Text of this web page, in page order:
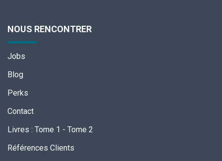
NOUS RENCONTRER
Jobs
Blog
Perks
Contact
Livres : Tome 1 - Tome 2
Références Clients